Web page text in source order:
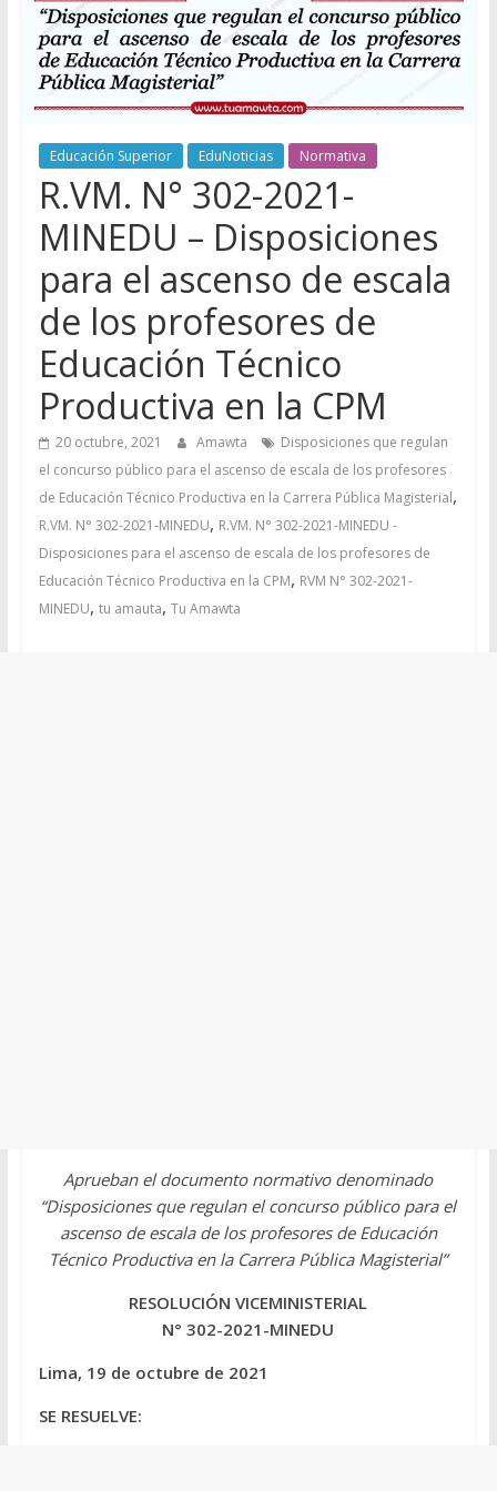
Educación Superior EduNoticias Normativa
R.VM. N° 302-2021-
MINEDU – Disposiciones
para el ascenso de escala
de los profesores de
Educación Técnico
Productiva en la CPM
20 octubre, 2021 Amawta
Disposiciones que regulan
el concurso público para el ascenso de escala de los profesores
de Educación Técnico Productiva en la Carrera Pública Magisterial,
R.VM. N° 302-2021-MINEDU, R.VM. N° 302-2021-MINEDU -
Disposiciones para el ascenso de escala de los profesores de
Educación Técnico Productiva en la CPM, RVM N° 302-2021-
MINEDU, tu amauta, Tu Amawta
Aprueban el documento normativo denominado
“Disposiciones que regulan el concurso público para el
ascenso de escala de los profesores de Educación
Técnico Productiva en la Carrera Pública Magisterial”
RESOLUCIÓN VICEMINISTERIAL
N° 302-2021-MINEDU
Lima, 19 de octubre de 2021
SE RESUELVE: